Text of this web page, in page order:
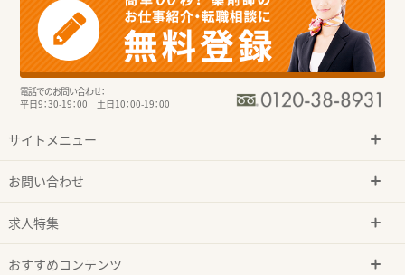
電話でのお問い合わせ：
平日9：30-19：00 土日10：00-19：00
サイトメニュー
お問い合わせ
求人特集
おすすめコンテンツ